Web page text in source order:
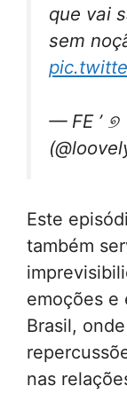
que vai
sem
— FE ’ ୭
Este
também
emoções e
Brasil,
nas